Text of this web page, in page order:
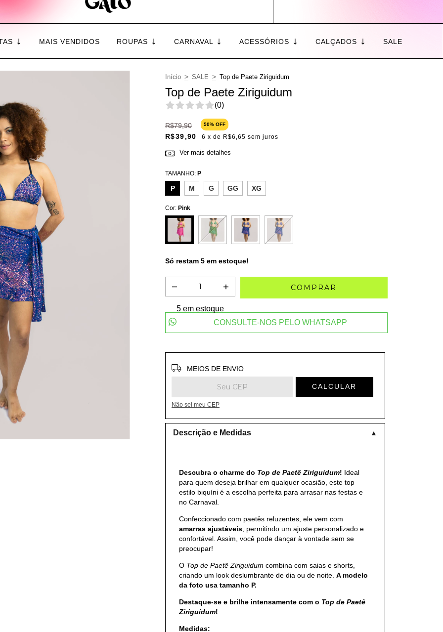
MAIS VENDIDOS ROUPAS CARNAVAL ACESSÓRIOS CALÇADOS SALE
Início > SALE > Top de Paete Ziriguidum
Top de Paete Ziriguidum
(0)
R$79,90 50% OFF
R$39,90 6 x de R$6,65 sem juros
Ver mais detalhes
TAMANHO: P
P M G GG XG
Cor: Pink
Só restam 5 em estoque!
5em estoque
CONSULTE-NOS PELO WHATSAPP
Entregas para o CEP: ALTERAR CEP
MEIOS DE ENVIO
CALCULAR
Não sei meu CEP
Descrição e Medidas ▲
Descubra o charme do Top de Paetê Ziriguidum! Ideal
para quem deseja brilhar em qualquer ocasião, este top
estilo biquíni é a escolha perfeita para arrasar nas festas e
no Carnaval.
Confeccionado com paetês reluzentes, ele vem com
amarras ajustáveis , permitindo um ajuste personalizado e
confortável. Assim, você pode dançar à vontade sem se
preocupar!
O Top de Paetê Ziriguidum combina com saias e shorts,
criando um look deslumbrante de dia ou de noite. A modelo
da foto usa tamanho P.
Destaque-se e brilhe intensamente com o Top de Paetê
Ziriguidum!
Medidas: